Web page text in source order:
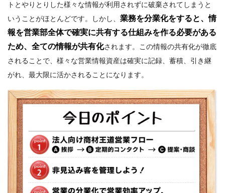
トとやりとりした様々な情報が利用されずに破棄されてしまうと
いうことがほとんどです。しかし、 業務を分業化をすると、情
報を営業部全体で確実に共有する仕組みを作る必要がある
ため、全ての情報が共有化されます。この情報の共有化が徹底
されることで、様々な営業情報資産は確実に記録、蓄積、引き継
がれ、最大限に活かされることになります。